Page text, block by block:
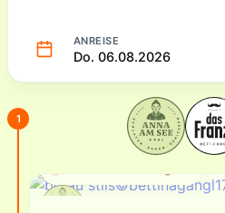
ANREISE
Do. 06.08.2026
1
Verfügbare Unterkünfte